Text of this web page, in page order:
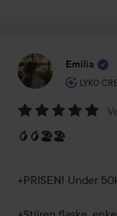
Emilia
LYKO
Brugerens
5
af
🥭🥭🏖️🏖️
+PRISEN! Under